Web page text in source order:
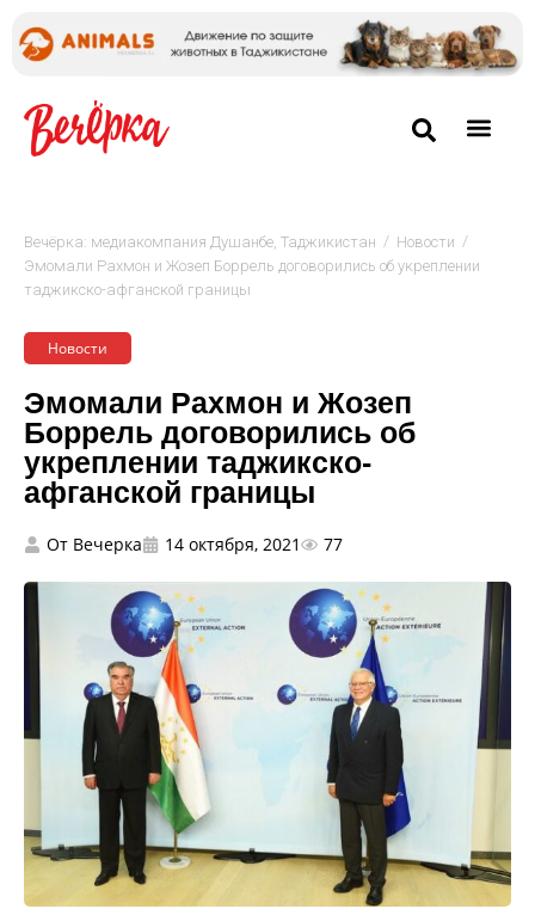
Вечёрка: медиакомпания Душанбе, Таджикистан / Новости /
Эмомали Рахмон и Жозеп Боррель договорились об укреплении
таджикско-афганской границы
Новости
Эмомали Рахмон и Жозеп
Боррель договорились об
укреплении таджикско-
афганской границы
От Вечерка 14 октября, 2021 77